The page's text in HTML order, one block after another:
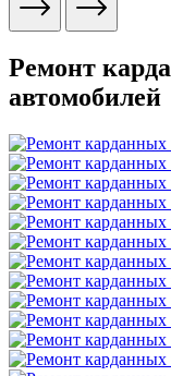
Ремонт
автомобилей